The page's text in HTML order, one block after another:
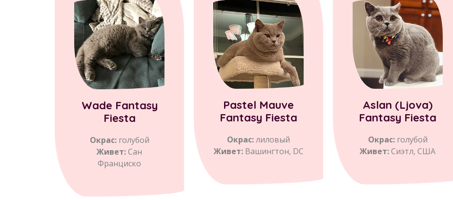
Wade Fantasy
Fiesta
Окрас:голубой
Живет:Сан
Франциско
Pastel Mauve
Fantasy Fiesta
Окрас:лиловый
Живет:Вашингтон, DC
Aslan (Ljova)
Fantasy Fiesta
Окрас:голубой
Живет:Сиэтл, США